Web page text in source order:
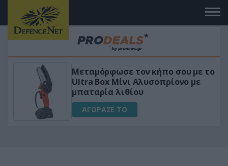
Μεταμόρφωσε τον κήπο σου με το
Ultra Box Μίνι Αλυσοπρίονο με
μπαταρία λιθίου
ΑΓΟΡΑΣΕ ΤΟ